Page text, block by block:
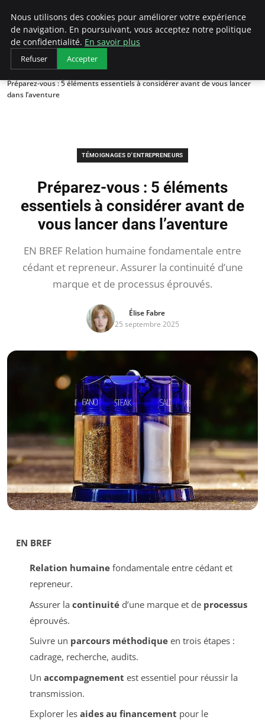
LECFCM
Accueil
Témoignages d'entrepreneurs
Préparez-vous : 5 éléments essentiels à considérer avant de vous lancer
dans l’aventure
TÉMOIGNAGES D'ENTREPRENEURS
Préparez-vous : 5 éléments
essentiels à considérer avant de
vous lancer dans l’aventure
EN BREF Relation humaine fondamentale entre
cédant et repreneur. Assurer la continuité d’une
marque et de processus éprouvés.
Élise Fabre
25 septembre 2025
EN BREF
Relation humainefondamentale entre cédant et
repreneur.
Assurer la continuitéd’une marque et de processus
éprouvés.
Suivre un parcours méthodiqueen trois étapes :
cadrage, recherche, audits.
Un accompagnement est essentiel pour réussir la
transmission.
Explorer les aides au financement pour le
Nous utilisons des cookies pour améliorer votre expérience
de navigation. En poursuivant, vous acceptez notre politique
de confidentialité. En savoir plus
Refuser Accepter